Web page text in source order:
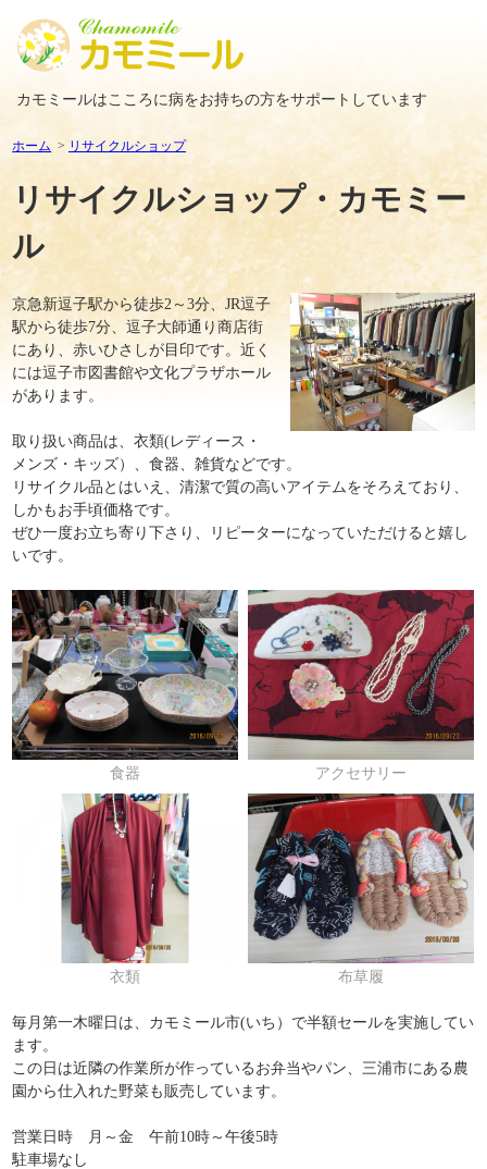
カモミールはこころに病をお持ちの方をサポートしています
ホーム リサイクルショップ
リサイクルショップ・カモミー
ル
京急新逗子駅から徒歩2～3分、JR逗子
駅から徒歩7分、逗子大師通り商店街
にあり、赤いひさしが目印です。近く
には逗子市図書館や文化プラザホール
があります。
取り扱い商品は、衣類(レディース・
メンズ・キッズ）、食器、雑貨などです。
リサイクル品とはいえ、清潔で質の高いアイテムをそろえており、
しかもお手頃価格です。
ぜひ一度お立ち寄り下さり、リピーターになっていただけると嬉し
いです。
食器 アクセサリー
衣類 布草履
毎月第一木曜日は、カモミール市(いち）で半額セールを実施してい
ます。
この日は近隣の作業所が作っているお弁当やパン、三浦市にある農
園から仕入れた野菜も販売しています。
営業日時 月～金 午前10時～午後5時
駐車場なし